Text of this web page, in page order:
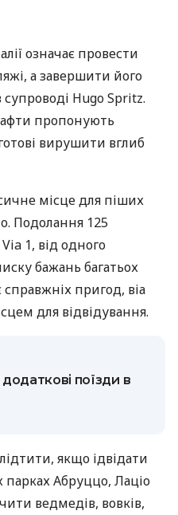
означає провести
а завершити його
Hugo Spritz.
пропонують
вирушити вглиб
місце для піших
Подолання 125
1, від одного
бажань багатьох
пригод, віа
для відвідування.
поїзди в
якщо ідвідати
Абруццо, Лаціо
ведмедів, вовків,